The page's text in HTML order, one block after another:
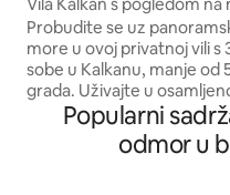
privatnim preljevnim
Probudite se uz
more u ovoj privatnoj vili s
sobe u Kalkanu, manje od
grada. Uživajte u
beskonačnom bazenu od
terasama za sunčanje,
ležaljkama, blagovaonici
Popularni
odmor u